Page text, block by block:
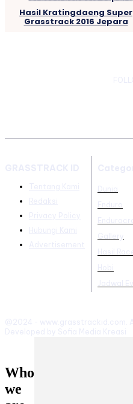
Hasil Kratingdaeng Super
Grasstrack 2016 Jepara
Who
we